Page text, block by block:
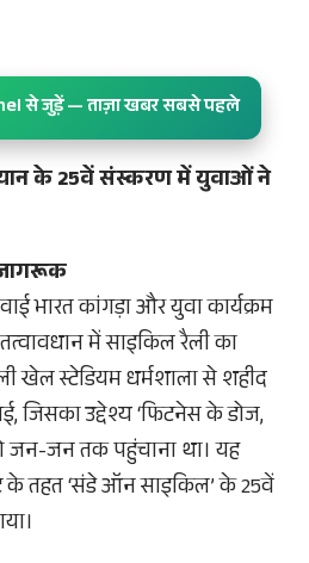
से जुड़ें — ताज़ा खबर सबसे पहले
के 25वें संस्करण में युवाओं ने
भारत कांगड़ा और युवा कार्यक्रम
में साइकिल रैली का
खेल स्टेडियम धर्मशाला से शहीद
जिसका उद्देश्य ‘फिटनेस के डोज,
जन-जन तक पहुंचाना था। यह
के तहत ‘संडे ऑन साइकिल’ के 25वें